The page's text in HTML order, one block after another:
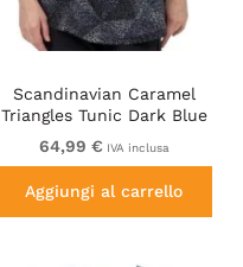
Scandinavian Caramel
Triangles Tunic Dark Blue
64,99 € IVA inclusa
Aggiungi al carrello